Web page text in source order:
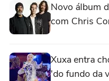
Novo álbum
com Chris
Xuxa entra
'do fundo da